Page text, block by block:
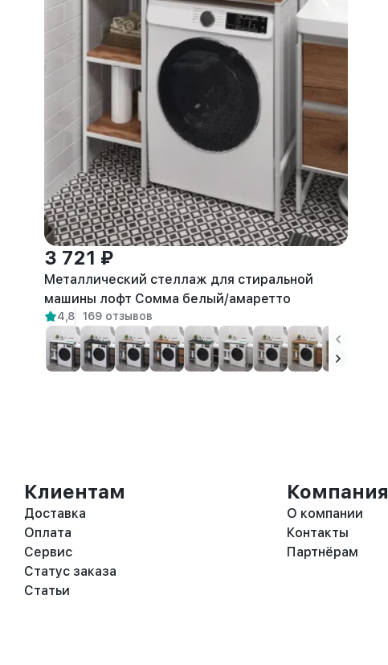
3 721 ₽
Металлический стеллаж для стиральной
машины лофт Сомма белый/амаретто
4,8 169 отзывов
Клиентам
Доставка
Оплата
Сервис
Статус заказа
Статьи
Компания
О компании
Контакты
Партнёрам